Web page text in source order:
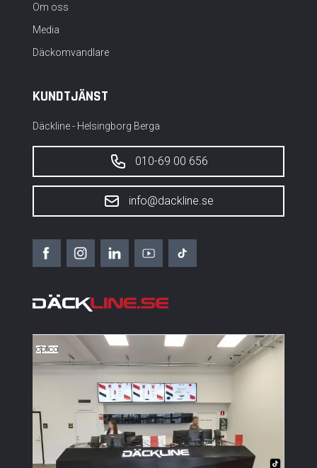
Om oss
Media
Däckomvandlare
KUNDTJÄNST
Däckline - Helsingborg Berga
010-69 00 656
info@dackline.se